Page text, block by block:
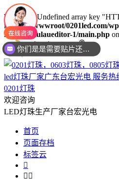
Warning
: Undefined array key
in/www/wwwroot/0201led.com/
KityFormulaueditor-1/main.php
0201灯珠
欢迎咨询
LED灯珠生产厂家台宏光电
首页
页面存档
标签云

 
你们是是需要贴片还是插件灯珠呢？